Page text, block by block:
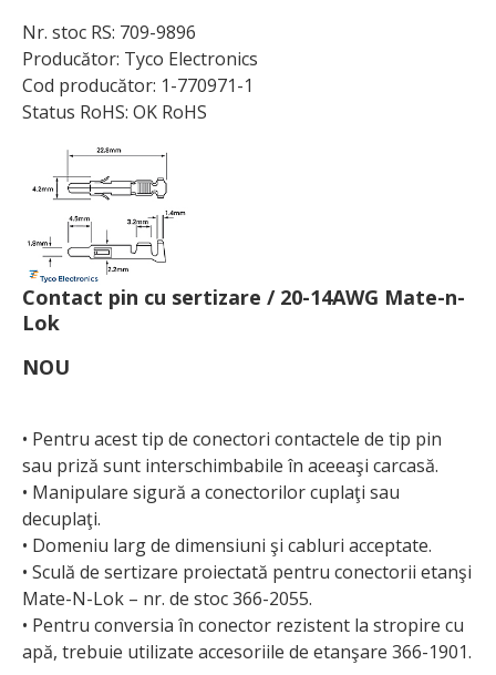
Nr. stoc RS: 709-9896
Producător: Tyco Electronics
Cod producător: 1-770971-1
Status RoHS: OK RoHS
Contact pin cu sertizare / 20-14AWG Mate-n-
Lok
NOU
• Pentru acest tip de conectori contactele de tip pin
sau priză sunt interschimbabile în aceeaşi carcasă.
• Manipulare sigură a conectorilor cuplaţi sau
decuplaţi.
• Domeniu larg de dimensiuni şi cabluri acceptate.
• Sculă de sertizare proiectată pentru conectorii etanşi
Mate-N-Lok – nr. de stoc 366-2055.
• Pentru conversia în conector rezistent la stropire cu
apă, trebuie utilizate accesoriile de etanşare 366-1901.